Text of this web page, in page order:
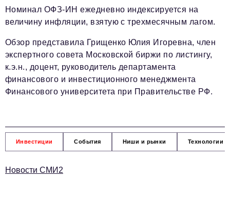
podpiska@business-magazine.online
Отдел по работе с партнерами
Номинал ОФЗ-ИН ежедневно индексируется на
величину инфляции, взятую с трехмесячным лагом.
Обзор представила Грищенко Юлия Игоревна, член
экспертного совета Московской биржи по листингу,
к.э.н., доцент, руководитель департамента
финансового и инвестиционного менеджмента
Финансового университета при Правительстве РФ.
Инвестиции События Ниши и рынки Технологии
Новости СМИ2